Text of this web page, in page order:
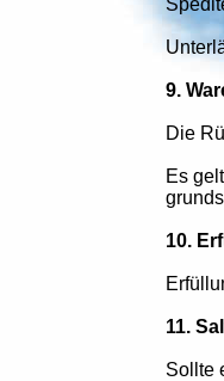
9.
Die
Es
10.
11.
Sollte